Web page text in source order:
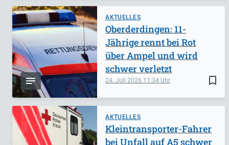
AKTUELLES
bookmark_border
24. Juli 2026 11:34
Oberderdingen: 11-
Jährige rennt bei Rot
über Ampel und wird
schwer verletzt
AKTUELLES
Kleintransporter-Fahrer
bei Unfall auf A5 schwer